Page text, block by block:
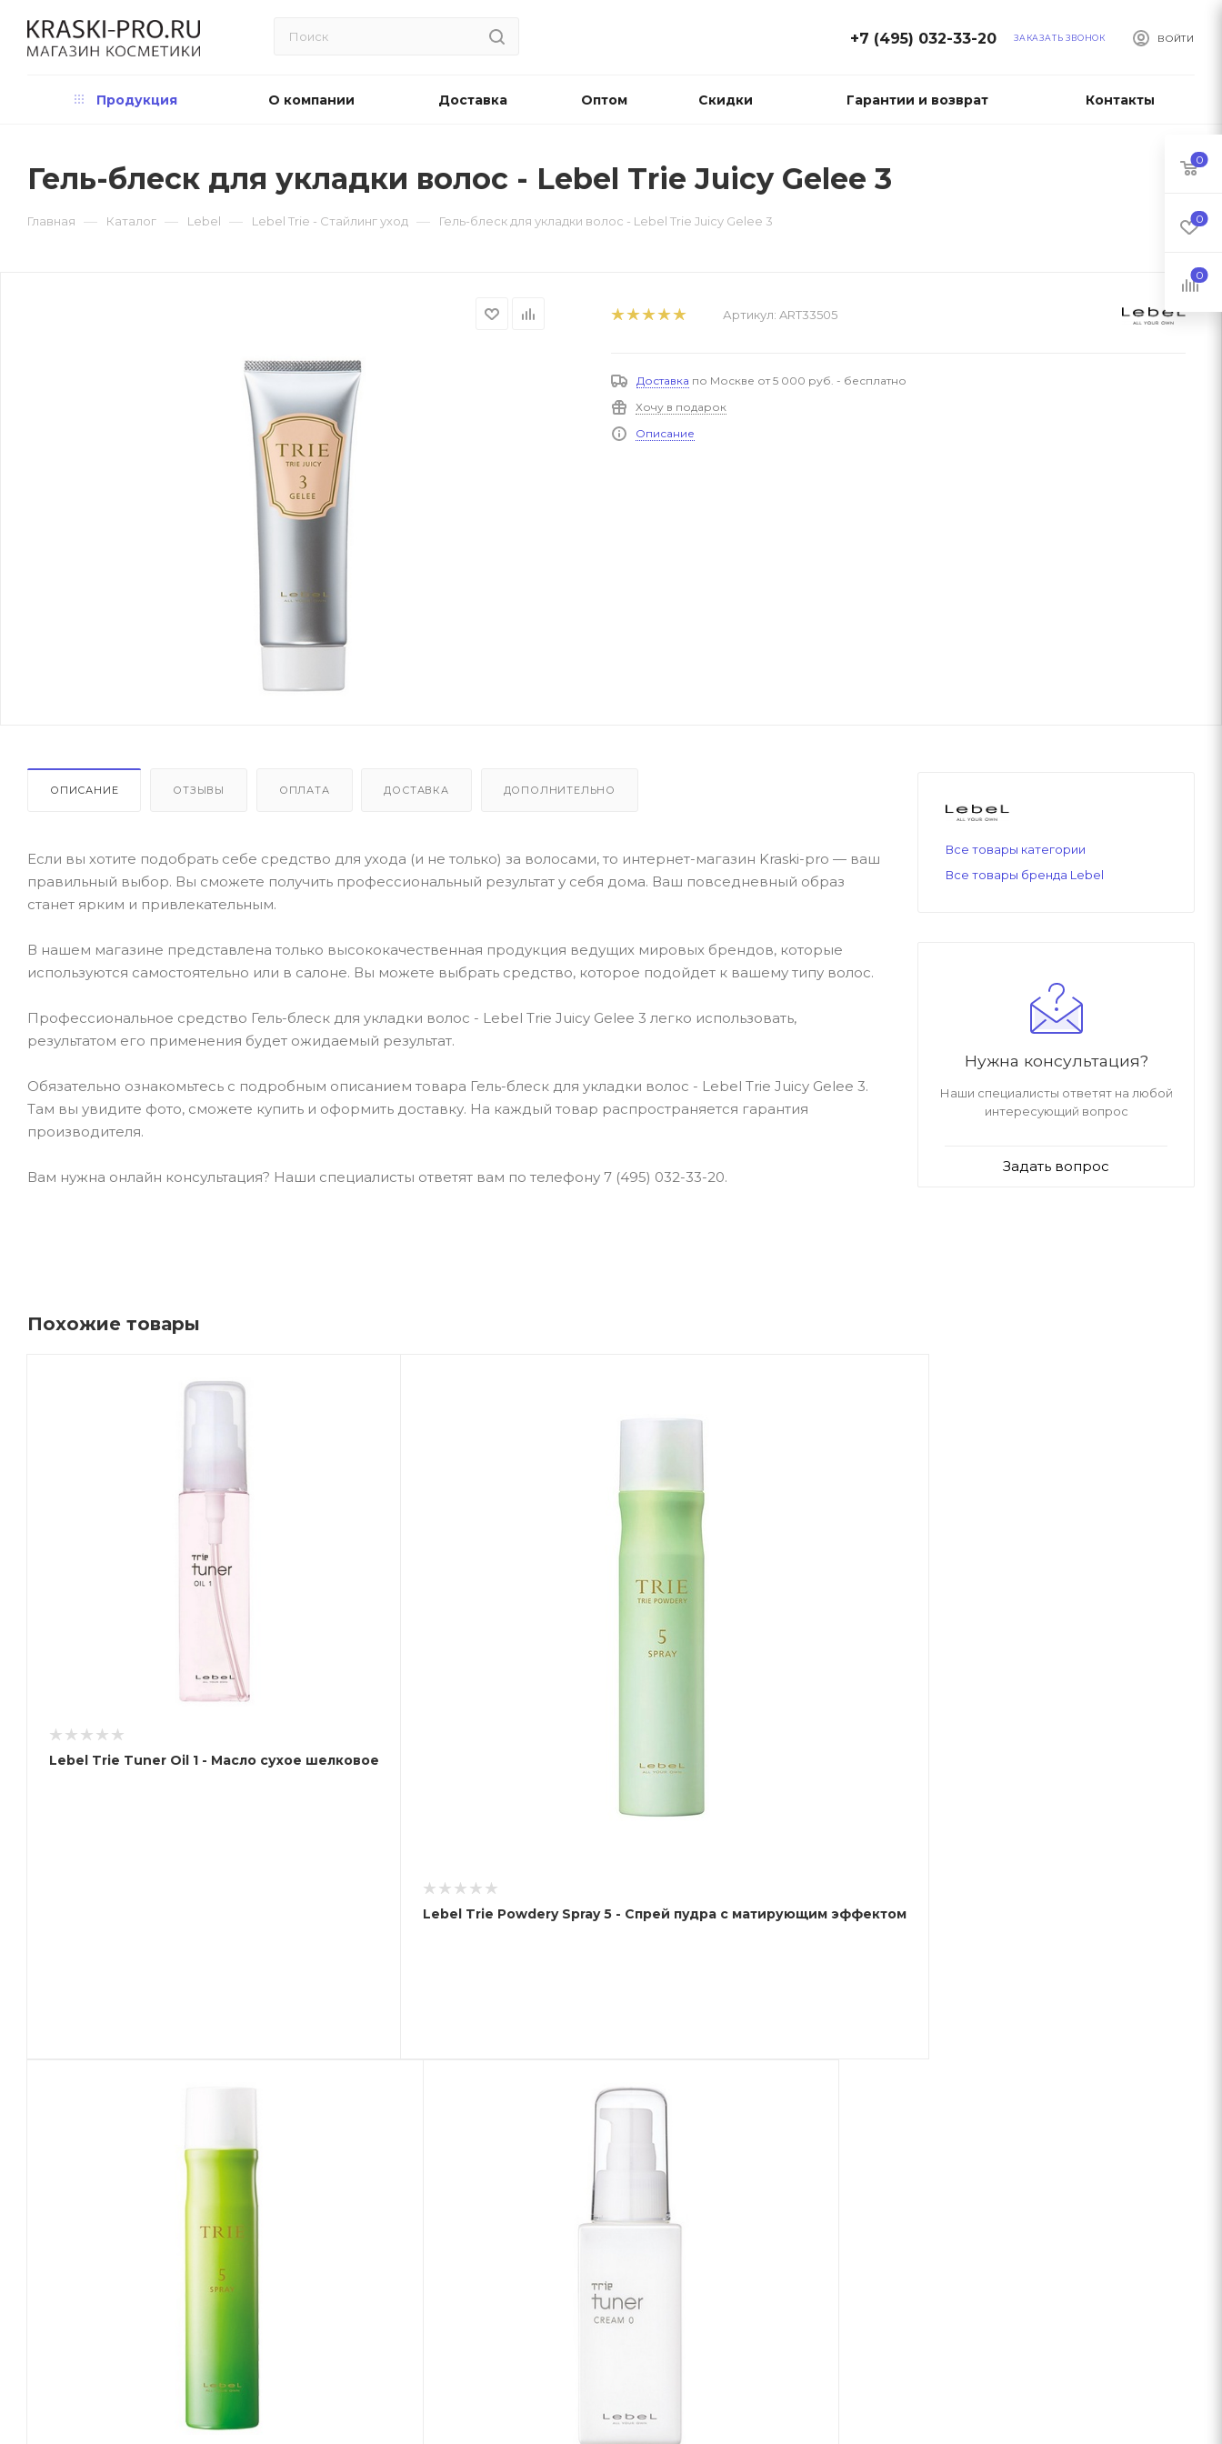
ВОЙТИ
+7 (495) 032-33-20 ЗАКАЗАТЬ ЗВОНОК
Продукция О компании Доставка Оптом Скидки Гарантии и возврат Контакты
Гель-блеск для укладки волос - Lebel Trie Juicy Gelee 3
Главная — Каталог — Lebel — Lebel Trie - Стайлинг уход — Гель-блеск для укладки волос - Lebel Trie Juicy Gelee 3
Артикул: ART33505
Доставка по Москве от 5 000 руб. - бесплатно
Хочу в подарок
Описание
ОПИСАНИЕ ОТЗЫВЫ ОПЛАТА ДОСТАВКА ДОПОЛНИТЕЛЬНО
Если вы хотите подобрать себе средство для ухода (и не только) за волосами, то интернет-магазин Kraski-pro — ваш
правильный выбор. Вы сможете получить профессиональный результат у себя дома. Ваш повседневный образ
станет ярким и привлекательным.
В нашем магазине представлена только высококачественная продукция ведущих мировых брендов, которые
используются самостоятельно или в салоне. Вы можете выбрать средство, которое подойдет к вашему типу волос.
Профессиональное средство Гель-блеск для укладки волос - Lebel Trie Juicy Gelee 3 легко использовать,
результатом его применения будет ожидаемый результат.
Обязательно ознакомьтесь с подробным описанием товара Гель-блеск для укладки волос - Lebel Trie Juicy Gelee 3.
Там вы увидите фото, сможете купить и оформить доставку. На каждый товар распространяется гарантия
производителя.
Вам нужна онлайн консультация? Наши специалисты ответят вам по телефону 7 (495) 032-33-20.
Все товары категории
Все товары бренда Lebel
Нужна консультация?
Наши специалисты ответят на любой
интересующий вопрос
Задать вопрос
Похожие товары
Lebel Trie Tuner Oil 1 - Масло сухое шелковое
Lebel Trie Powdery Spray 5 - Спрей пудра с матирующим эффектом
0
0
0